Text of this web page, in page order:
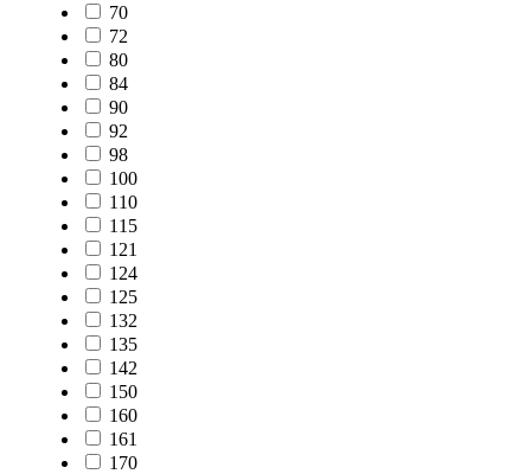
70
72
80
84
90
92
98
100
110
115
121
124
125
132
135
142
150
160
161
170